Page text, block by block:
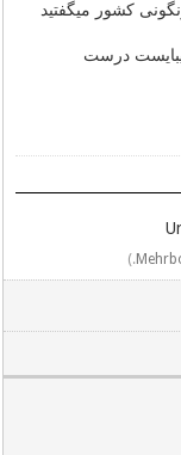
کشور میگفتید
درست
.)